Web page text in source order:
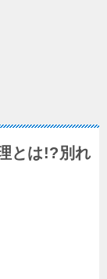
とは!?別れ